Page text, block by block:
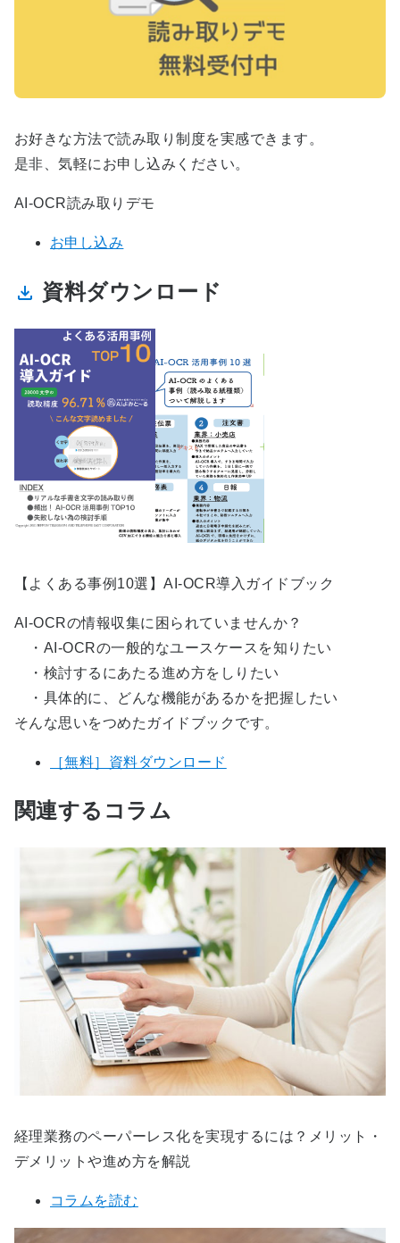
お好きな方法で読み取り制度を実感できます。
是非、気軽にお申し込みください。
AI-OCR読み取りデモ
お申し込み
資料ダウンロード
【よくある事例10選】AI-OCR導入ガイドブック
AI-OCRの情報収集に困られていませんか？
・AI-OCRの一般的なユースケースを知りたい
・検討するにあたる進め方をしりたい
・具体的に、どんな機能があるかを把握したい
そんな思いをつめたガイドブックです。
［無料］資料ダウンロード
関連するコラム
経理業務のペーパーレス化を実現するには？メリット・
デメリットや進め方を解説
コラムを読む